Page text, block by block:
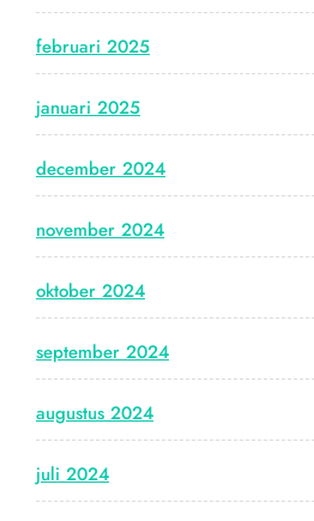
februari 2025
januari 2025
december 2024
november 2024
oktober 2024
september 2024
augustus 2024
juli 2024